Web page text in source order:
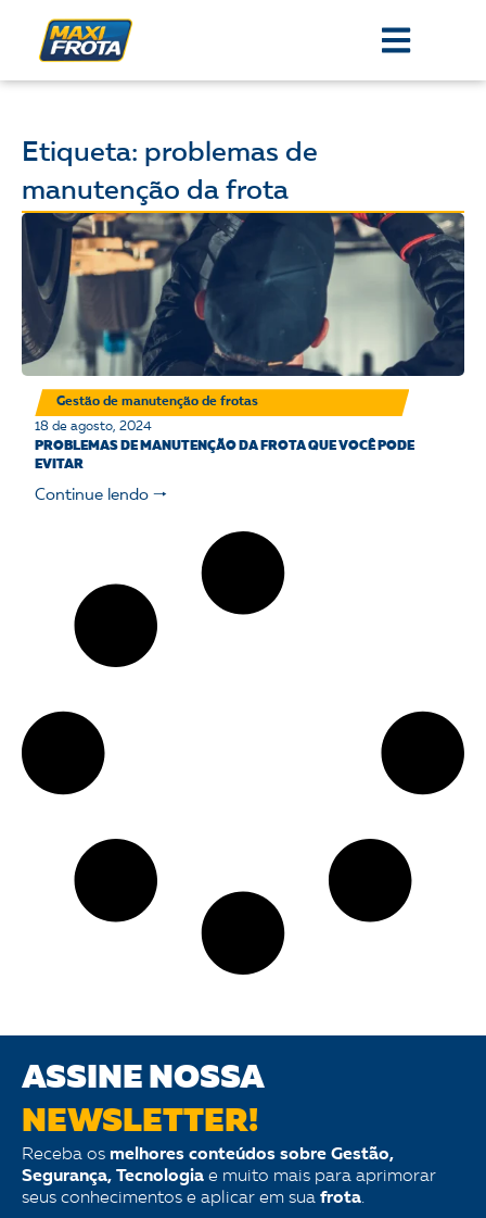
Etiqueta: problemas de
manutenção da frota
Gestão de manutenção de frotas
18 de agosto, 2024
PROBLEMAS DE MANUTENÇÃO DA FROTA QUE VOCÊ PODE
EVITAR
Continue lendo 🠒
ASSINE NOSSA
NEWSLETTER!
Receba os melhores conteúdos sobre Gestão,
Segurança, Tecnologia e muito mais para aprimorar
seus conhecimentos e aplicar em sua frota.